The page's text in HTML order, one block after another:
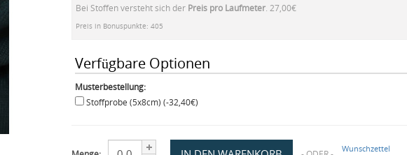
Bei Stoffen versteht sich der Preis pro Laufmeter. 27,00€
Preis in Bonuspunkte: 405
Verfügbare Optionen
Musterbestellung:
Stoffprobe (5x8cm) (-32,40€)
Wunschzettel